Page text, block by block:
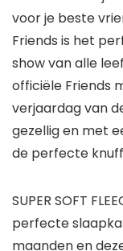
voor je beste
Friends is het
show van alle
officiële Friends
verjaardag van
gezellig en met
de perfecte
SUPER SOFT
perfecte
maanden en